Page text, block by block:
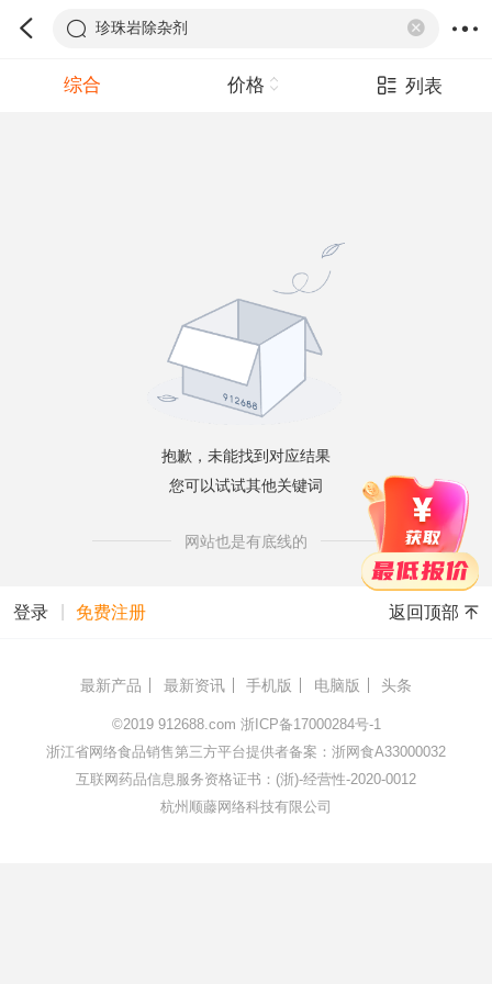
珍珠岩除杂剂
综合 价格 列表
抱歉，未能找到对应结果
您可以试试其他关键词
网站也是有底线的
登录 免费注册 返回顶部
最新产品 最新资讯 手机版 电脑版 头条
©2019 912688.com 浙ICP备17000284号-1
浙江省网络食品销售第三方平台提供者备案：浙网食A33000032
互联网药品信息服务资格证书：(浙)-经营性-2020-0012
杭州顺藤网络科技有限公司